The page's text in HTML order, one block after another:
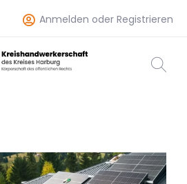
Anmelden oder Registrieren